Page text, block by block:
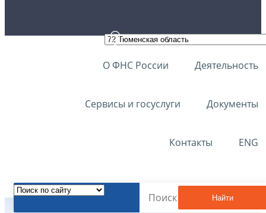
О ФНС России Деятельность
Сервисы и госуслуги Документы
Контакты ENG
Найти